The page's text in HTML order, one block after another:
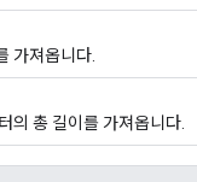
가져옵니다.
의 총 길이를 가져옵니다.